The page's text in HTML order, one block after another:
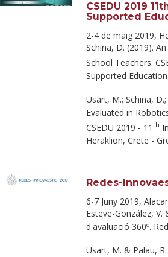
CSEDU 2019
Supported
2-4 de maig 2019,
Schina, D. (2019).
School Teachers.
Supported
Usart, M.; Schina,
Evaluated in
CSEDU 2019 - 11 th
Heraklion, Crete -
Redes-
6-7 Juny 2019,
Esteve-González, V.
d'avaluació 360º.
Usart, M. & Palau,